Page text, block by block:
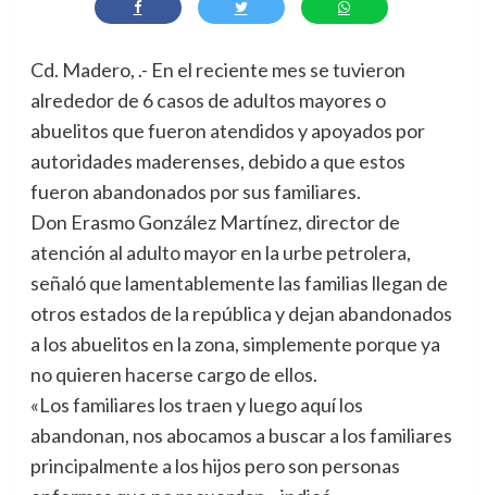
Cd. Madero, .- En el reciente mes se tuvieron
alrededor de 6 casos de adultos mayores o
abuelitos que fueron atendidos y apoyados por
autoridades maderenses, debido a que estos
fueron abandonados por sus familiares.
Don Erasmo González Martínez, director de
atención al adulto mayor en la urbe petrolera,
señaló que lamentablemente las familias llegan de
otros estados de la república y dejan abandonados
a los abuelitos en la zona, simplemente porque ya
no quieren hacerse cargo de ellos.
«Los familiares los traen y luego aquí los
abandonan, nos abocamos a buscar a los familiares
principalmente a los hijos pero son personas